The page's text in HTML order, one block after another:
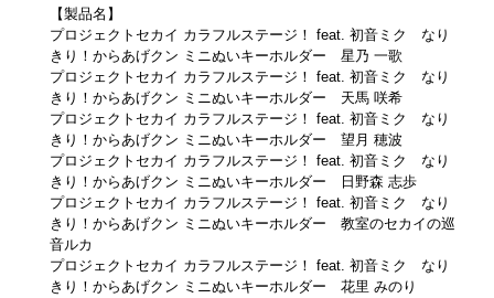
【製品名】
プロジェクトセカイ カラフルステージ！ feat. 初音ミク なり
きり！からあげクン ミニぬいキーホルダー 星乃 一歌
プロジェクトセカイ カラフルステージ！ feat. 初音ミク なり
きり！からあげクン ミニぬいキーホルダー 天馬 咲希
プロジェクトセカイ カラフルステージ！ feat. 初音ミク なり
きり！からあげクン ミニぬいキーホルダー 望月 穂波
プロジェクトセカイ カラフルステージ！ feat. 初音ミク なり
きり！からあげクン ミニぬいキーホルダー 日野森 志歩
プロジェクトセカイ カラフルステージ！ feat. 初音ミク なり
きり！からあげクン ミニぬいキーホルダー 教室のセカイの巡
音ルカ
プロジェクトセカイ カラフルステージ！ feat. 初音ミク なり
きり！からあげクン ミニぬいキーホルダー 花里 みのり